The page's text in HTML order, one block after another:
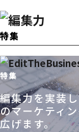
特集
特集
編集力を実装
のマーケティ
広げます。